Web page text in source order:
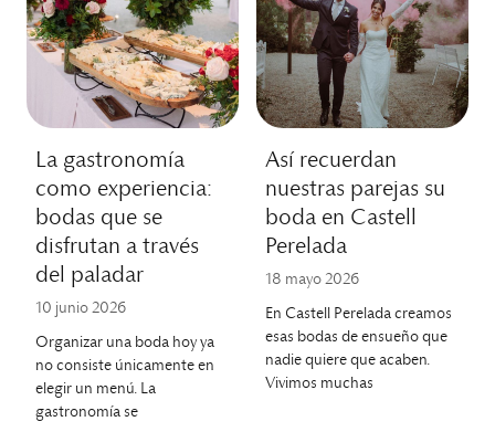
La gastronomía
como experiencia:
bodas que se
disfrutan a través
del paladar
10 junio 2026
Organizar una boda hoy ya
no consiste únicamente en
elegir un menú. La
gastronomía se
Así recuerdan
nuestras parejas su
boda en Castell
Perelada
18 mayo 2026
En Castell Perelada creamos
esas bodas de ensueño que
nadie quiere que acaben.
Vivimos muchas